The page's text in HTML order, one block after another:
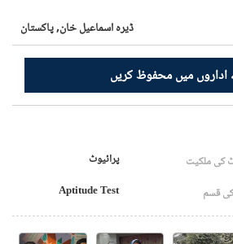
ڈیرہ اسماعیل خان,پاکستان
اداروں میں محفوظ کریں
کی ملکیت
پرائیوٹ
قسم
Aptitude Test